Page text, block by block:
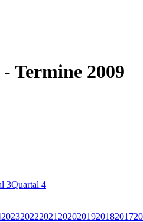
Termine 2009
3Quartal 4
202320222021 2020201920182017